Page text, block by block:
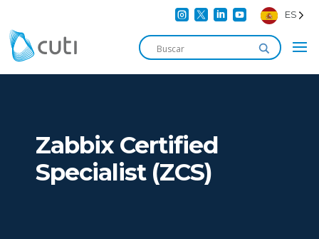
    ES
Zabbix Certified
Specialist (ZCS)